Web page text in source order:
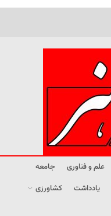
علم و فناوری
جامعه
یادداشت
کشاورزی